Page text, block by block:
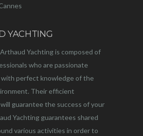
YACHTING
Yachting is composed of
who are passionate
perfect knowledge of the
Their efficient
guarantee the success of your
Yachting guarantees shared
various activities in order to